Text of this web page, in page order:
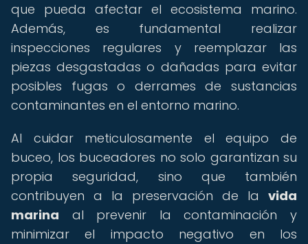
que pueda afectar el ecosistema marino.
Además, es fundamental realizar
inspecciones regulares y reemplazar las
piezas desgastadas o dañadas para evitar
posibles fugas o derrames de sustancias
contaminantes en el entorno marino.
Al cuidar meticulosamente el equipo de
buceo, los buceadores no solo garantizan su
propia seguridad, sino que también
contribuyen a la preservación de la vida
marina al prevenir la contaminación y
minimizar el impacto negativo en los